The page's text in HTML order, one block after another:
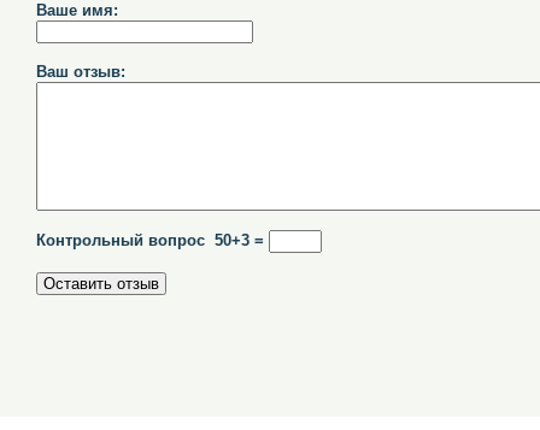
Ваше имя:
Ваш отзыв:
Контрольный вопрос 50+3 =